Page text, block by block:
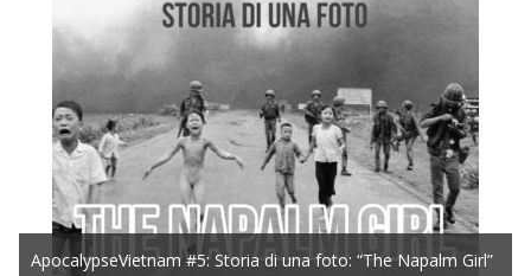
ApocalypseVietnam #5: Storia di una foto: “The Napalm Girl”